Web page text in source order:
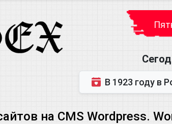
В 1923 году в Ростове-на-Дону
на CMS Wordpress.